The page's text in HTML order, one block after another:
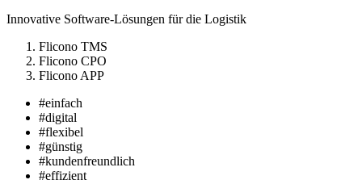
Innovative Software-Lösungen für die Logistik
Flicono TMS
Flicono CPO
Flicono APP
#einfach
#digital
#flexibel
#günstig
#kundenfreundlich
#effizient